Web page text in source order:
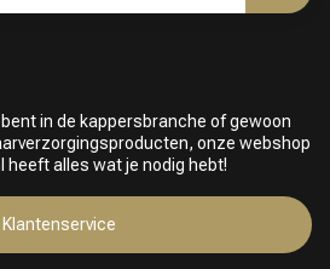
in de kappersbranche of gewoon
onze webshop
heeft alles wat je nodig hebt!
Klantenservice